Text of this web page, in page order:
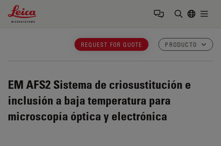
Leica Microsystems Logo
REQUEST FOR QUOTE PRODUCTO
EM AFS2 Sistema de criosustitución e
inclusión a baja temperatura para
microscopía óptica y electrónica